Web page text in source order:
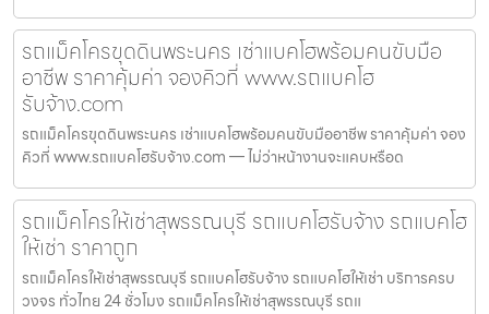
รถแม็คโครขุดดินพระนคร เช่าแบคโฮพร้อมคนขับมือ
อาชีพ ราคาคุ้มค่า จองคิวที่ www.รถแบคโฮ
รับจ้าง.com
รถแม็คโครขุดดินพระนคร เช่าแบคโฮพร้อมคนขับมืออาชีพ ราคาคุ้มค่า จอง
คิวที่ www.รถแบคโฮรับจ้าง.com — ไม่ว่าหน้างานจะแคบหรือด
รถแม็คโครให้เช่าสุพรรณบุรี รถแบคโฮรับจ้าง รถแบคโฮ
ให้เช่า ราคาถูก
รถแม็คโครให้เช่าสุพรรณบุรี รถแบคโฮรับจ้าง รถแบคโฮให้เช่า บริการครบ
วงจร ทั่วไทย 24 ชั่วโมง รถแม็คโครให้เช่าสุพรรณบุรี รถแ